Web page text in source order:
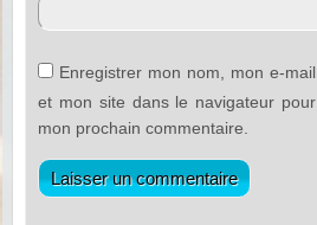
Enregistrer mon nom, mon e-mail
et mon site dans le navigateur pour
mon prochain commentaire.